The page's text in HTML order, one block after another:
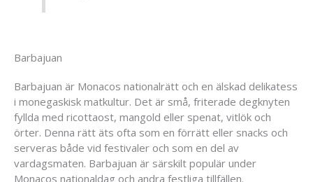
Barbajuan
Barbajuan är Monacos nationalrätt och en älskad delikatess
i monegaskisk matkultur. Det är små, friterade degknyten
fyllda med ricottaost, mangold eller spenat, vitlök och
örter. Denna rätt äts ofta som en förrätt eller snacks och
serveras både vid festivaler och som en del av
vardagsmaten. Barbajuan är särskilt populär under
Monacos nationaldag och andra festliga tillfällen.